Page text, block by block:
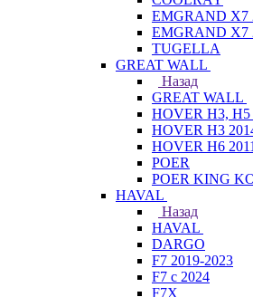
EMGRAND X7
EMGRAND X7
TUGELLA
GREAT WALL
Назад
GREAT WALL
HOVER H3, H5
HOVER H3
HOVER H6
POER
POER KING
HAVAL
Назад
HAVAL
DARGO
F7 2019-2023
F7 с 2024
F7X